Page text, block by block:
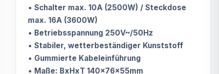
• Schalter max. 10A (2500W) / Steckdose
max. 16A (3600W)
• Betriebsspannung 250V~/50Hz
• Stabiler, wetterbeständiger Kunststoff
• Gummierte Kabeleinführung
• Maße: BxHxT 140x76x55mm